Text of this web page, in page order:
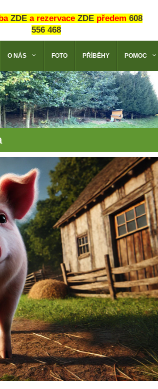
ZDEa rezervace ZDEpředem 608
556 468
O NÁS FOTO PŘÍBĚHY POMOC